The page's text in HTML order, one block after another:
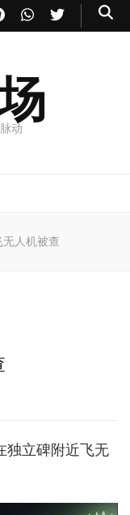
动
人机被查
独立碑附近飞无